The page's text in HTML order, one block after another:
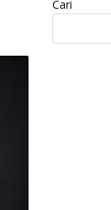
Cari